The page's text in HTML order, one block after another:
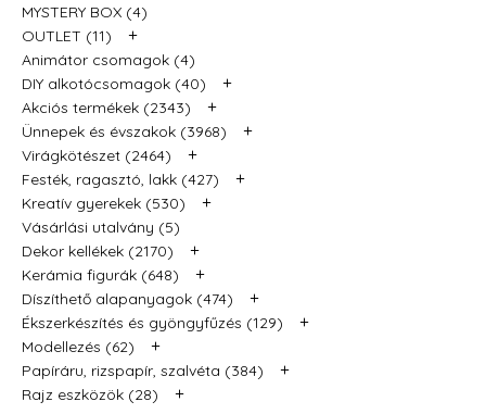
MYSTERY BOX (4)
OUTLET (11)
+
Animátor csomagok (4)
DIY alkotócsomagok (40)
+
Akciós termékek (2343) +
Ünnepek és évszakok (3968) +
Virágkötészet (2464) +
Festék, ragasztó, lakk (427) +
Kreatív gyerekek (530) +
Vásárlási utalvány (5)
Dekor kellékek (2170)
+
Kerámia figurák (648) +
Díszíthető alapanyagok (474) +
Ékszerkészítés és gyöngyfűzés (129) +
Modellezés (62) +
Papíráru, rizspapír, szalvéta (384) +
Rajz eszközök (28) +